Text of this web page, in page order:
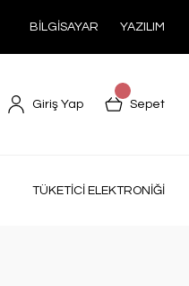
BİLGİSAYAR YAZILIM
Giriş Yap Sepet
TÜKETİCİ ELEKTRONİĞİ